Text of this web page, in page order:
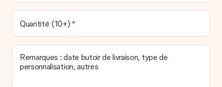
Quantité (10+)
Remarques : date butoir de livraison, type de
personnalisation, autres